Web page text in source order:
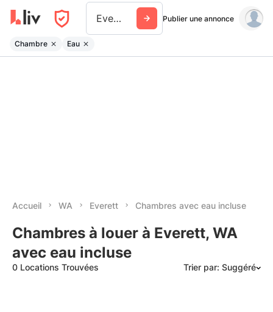
Everett Wa Publier une annonce
Chambre Eau
Accueil WA Everett Chambres avec eau incluse
Chambres à louer à Everett, WA
avec eau incluse
0 Locations Trouvées Trier par: Suggéré